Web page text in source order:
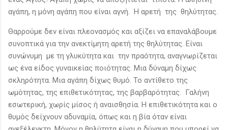
αγάπη, η μόνη αγάπη που είναι αγνή. Η αρετή της θηλύτητας.
Θαρρούμε δεν είναι πλεονασμός και αξίζει να επαναλάβουμε
συνοπτικά για την ανεκτίμητη αρετή της θηλύτητας. Είναι
συνώνυμη με τη γλυκύτητα και την πραότητα, αναγνωρίζεται
ως ένα είδος γυναικείας ποιότητας. Μια δύναμη δίχως
σκληρότητα. Μια αγάπη δίχως θυμό. Το αντίθετο της
ωμότητας, της επιθετικότητας, της βαρβαρότητας. Γαλήνη
εσωτερική, χωρίς μίσος ή αναισθησία. Η επιθετικότητα και ο
θυμός δείχνουν αδυναμία, όπως και η βία όταν είναι